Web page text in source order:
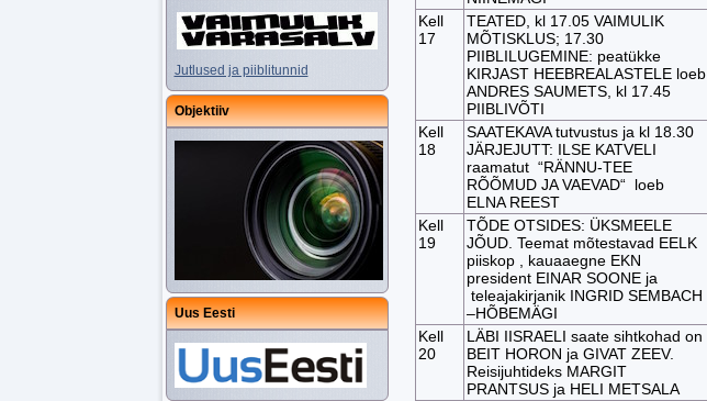
Jutlused ja piiblitunnid
Objektiiv
Uus Eesti
Kell
17
TEATED, kl 17.05 VAIMULIK
MÕTISKLUS; 17.30
PIIBLILUGEMINE: peatükke
KIRJAST HEEBREALASTELE loeb
ANDRES SAUMETS, kl 17.45
PIIBLIVÕTI
Kell
18
SAATEKAVA tutvustus ja kl 18.30
JÄRJEJUTT: ILSE KATVELI
raamatut “RÄNNU-TEE
RÕÕMUD JA VAEVAD“ loeb
ELNA REEST
Kell
19
TÕDE OTSIDES: ÜKSMEELE
JÕUD. Teemat mõtestavad EELK
piiskop , kauaaegne EKN
president EINAR SOONE ja
teleajakirjanik INGRID SEMBACH
–HÕBEMÄGI
Kell
20
LÄBI IISRAELI saate sihtkohad on
BEIT HORON ja GIVAT ZEEV.
Reisijuhtideks MARGIT
PRANTSUS ja HELI METSALA